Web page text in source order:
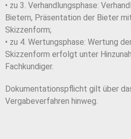
• zu 3. Verhandlungsphase:
Bietern, Präsentation der Bieter
Skizzenform;
• zu 4. Wertungsphase: Wertung
Skizzenform erfolgt unter
Fachkundiger.
Dokumentationspflicht gilt über
Vergabeverfahren hinweg.